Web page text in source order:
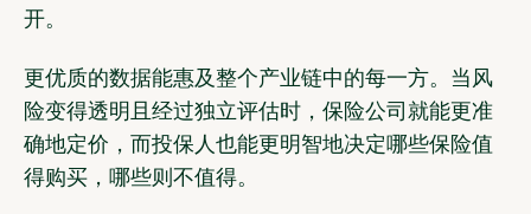
开。
更优质的数据能惠及整个产业链中的每一方。当风
险变得透明且经过独立评估时，保险公司就能更准
确地定价，而投保人也能更明智地决定哪些保险值
得购买，哪些则不值得。